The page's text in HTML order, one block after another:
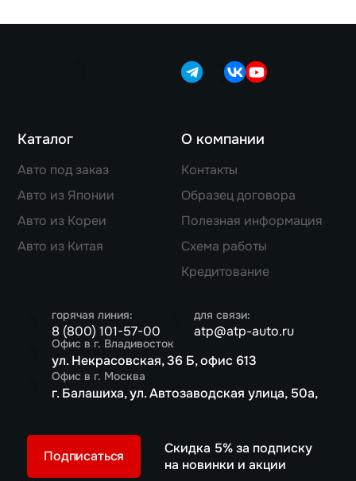
Каталог
Авто под заказ
Авто из Японии
Авто из Кореи
Авто из Китая
О компании
Контакты
Образец договора
Полезная информация
Схема работы
Кредитование
горячая линия:
8 (800) 101-57-00
для связи:
atp@atp-auto.ru
Офис в г. Владивосток
ул. Некрасовская, 36 Б, офис 613
Офис в г. Москва
г. Балашиха, ул. Автозаводская улица, 50а,
Скидка 5% за подписку
на новинки и акции
Подписаться